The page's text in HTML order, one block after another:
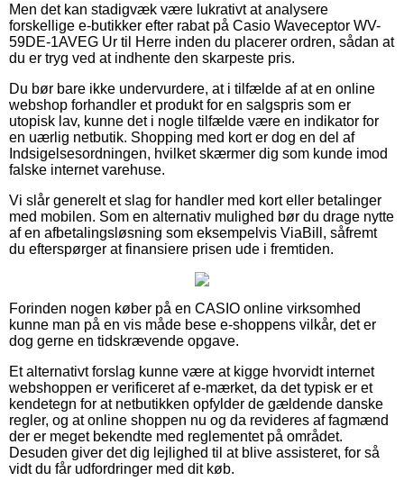
Men det kan stadigvæk være lukrativt at analysere
forskellige e-butikker efter rabat på Casio Waveceptor WV-
59DE-1AVEG Ur til Herre inden du placerer ordren, sådan at
du er tryg ved at indhente den skarpeste pris.
Du bør bare ikke undervurdere, at i tilfælde af at en online
webshop forhandler et produkt for en salgspris som er
utopisk lav, kunne det i nogle tilfælde være en indikator for
en uærlig netbutik. Shopping med kort er dog en del af
Indsigelsesordningen, hvilket skærmer dig som kunde imod
falske internet varehuse.
Vi slår generelt et slag for handler med kort eller betalinger
med mobilen. Som en alternativ mulighed bør du drage nytte
af en afbetalingsløsning som eksempelvis ViaBill, såfremt
du efterspørger at finansiere prisen ude i fremtiden.
Forinden nogen køber på en CASIO online virksomhed
kunne man på en vis måde bese e-shoppens vilkår, det er
dog gerne en tidskrævende opgave.
Et alternativt forslag kunne være at kigge hvorvidt internet
webshoppen er verificeret af e-mærket, da det typisk er et
kendetegn for at netbutikken opfylder de gældende danske
regler, og at online shoppen nu og da revideres af fagmænd
der er meget bekendte med reglementet på området.
Desuden giver det dig lejlighed til at blive assisteret, for så
vidt du får udfordringer med dit køb.